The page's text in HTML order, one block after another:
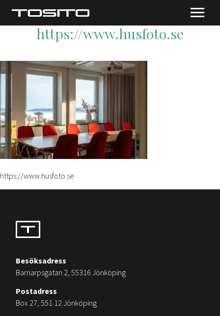
https://www.husfoto.se
https://www.husfoto.se
Besöksadress
Barnarpsgatan 2, 55316 Jönköping
Postadress
Box 27, 551 12 Jönköping